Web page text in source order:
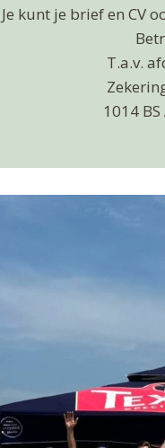
Je kunt je brief en CV
T.a.v.
1014